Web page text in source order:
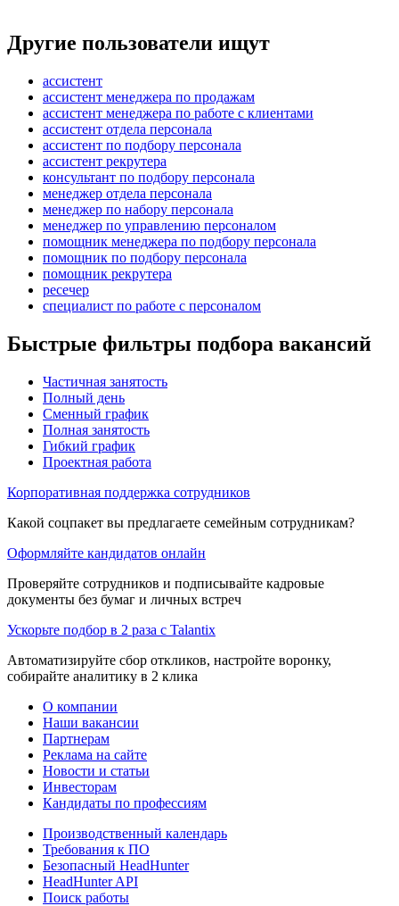
Другие пользователи ищут
ассистент
ассистент менеджера по продажам
ассистент менеджера по работе с клиентами
ассистент отдела персонала
ассистент по подбору персонала
ассистент рекрутера
консультант по подбору персонала
менеджер отдела персонала
менеджер по набору персонала
менеджер по управлению персоналом
помощник менеджера по подбору персонала
помощник по подбору персонала
помощник рекрутера
ресечер
специалист по работе с персоналом
Быстрые фильтры подбора вакансий
Частичная занятость
Полный день
Сменный график
Полная занятость
Гибкий график
Проектная работа
Корпоративная поддержка сотрудников
Какой соцпакет вы предлагаете семейным сотрудникам?
Оформляйте кандидатов онлайн
Проверяйте сотрудников и подписывайте кадровые
документы без бумаг и личных встреч
Ускорьте подбор в 2 раза с Talantix
Автоматизируйте сбор откликов, настройте воронку,
собирайте аналитику в 2 клика
О компании
Наши вакансии
Партнерам
Реклама на сайте
Новости и статьи
Инвесторам
Кандидаты по профессиям
Производственный календарь
Требования к ПО
Безопасный HeadHunter
HeadHunter API
Поиск работы